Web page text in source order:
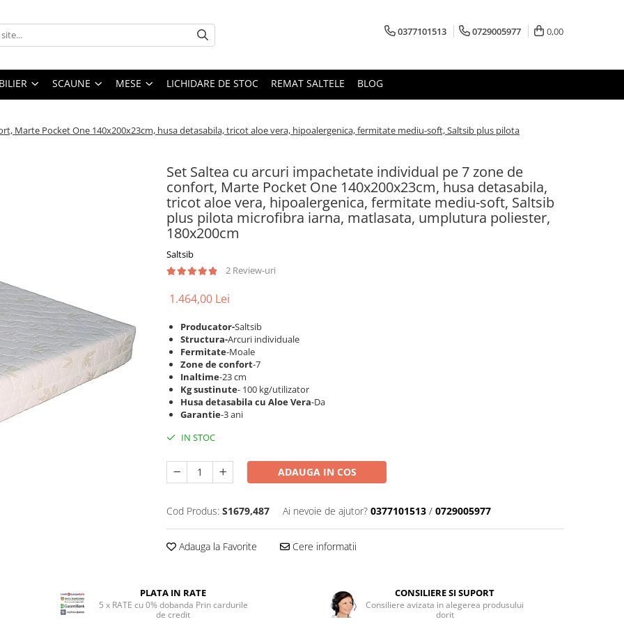
0377101513 0729005977 0,00
SCAUNE MESE LICHIDARE DE STOC REMAT SALTELE BLOG
Marte Pocket One 140x200x23cm, husa detasabila, tricot aloe vera, hipoalergenica, fermitate mediu-soft, Saltsib plus pilota
Set Saltea cu arcuri impachetate individual pe 7 zone de
confort, Marte Pocket One 140x200x23cm, husa detasabila,
tricot aloe vera, hipoalergenica, fermitate mediu-soft, Saltsib
plus pilota microfibra iarna, matlasata, umplutura poliester,
180x200cm
Saltsib
2 Review-uri
1.464,00 Lei
Producator-Saltsib
Structura-Arcuri individuale
Fermitate-Moale
Zone de confort-7
Inaltime-23 cm
Kg sustinute- 100 kg/utilizator
Husa detasabila cu Aloe Vera-Da
Garantie-3 ani
IN STOC
ADAUGA IN COS
Cod Produs: S1679,487 Ai nevoie de ajutor? 0377101513 / 0729005977
Adauga la Favorite Cere informatii
PLATA IN RATE
5 x RATE cu 0% dobanda Prin cardurile
de credit
CONSILIERE SI SUPORT
Consiliere avizata in alegerea produsului
dorit